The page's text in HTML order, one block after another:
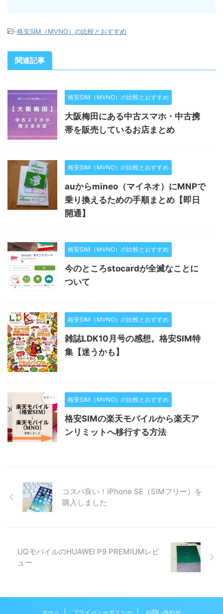
-格安SIM（MVNO）の比較とおすすめ
関連記事
格安SIM（MVNO）の比較とおすすめ
大阪梅田にある中古スマホ・中古携
帯を販売しているお店まとめ
格安SIM（MVNO）の比較とおすすめ
auからmineo（マイネオ）にMNPで
乗り換えるための手順まとめ【即日
開通】
格安SIM（MVNO）の比較とおすすめ
今のところstocardが全滅なことに
ついて
格安SIM（MVNO）の比較とおすすめ
雑誌LDK10月号の感想。格安SIM特
集【迷うかも】
格安SIM（MVNO）の比較とおすすめ
格安SIMの楽天モバイルから楽天ア
ンリミットへ移行する方法
コスパ良い！iPhone SE（SIMフリー）を
購入しました
UQモバイルのHUAWEI P9 PREMIUMレビ
ュー
ホーム プライバシーポリシー お問い合わせ